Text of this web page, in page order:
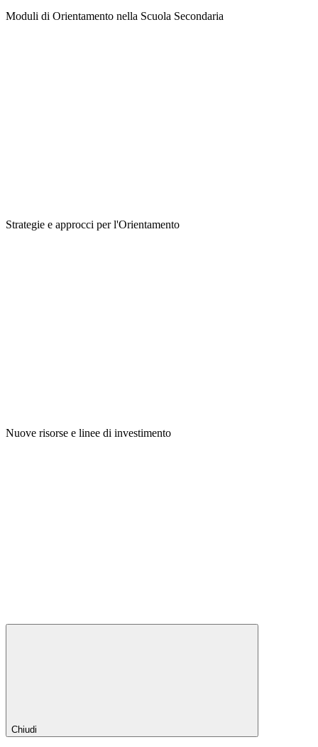
Moduli di Orientamento nella Scuola Secondaria
Strategie e approcci per l'Orientamento
Nuove risorse e linee di investimento
Chiudi